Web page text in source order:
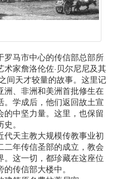
马市中心的传信部总部所
家詹洛伦佐·贝尔尼尼及其
间天才较量的故事。这里记
、非洲和美洲首批修生在
。学成后，他们返回故土宣
中坚力量。这里，也保留
。
天主教大规模传教事业初
年传信圣部的成立，教会
这一切，都珍藏在这座位
传信部大楼中。